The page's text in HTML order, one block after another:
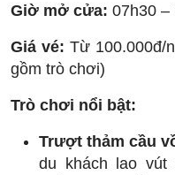
Giờ mở cửa: 07h30 –
Giá vé:Từ 100.000đ/
gồm trò chơi)
Trò chơi nổi bật:
Trượt thảm cầu
du khách lao vút